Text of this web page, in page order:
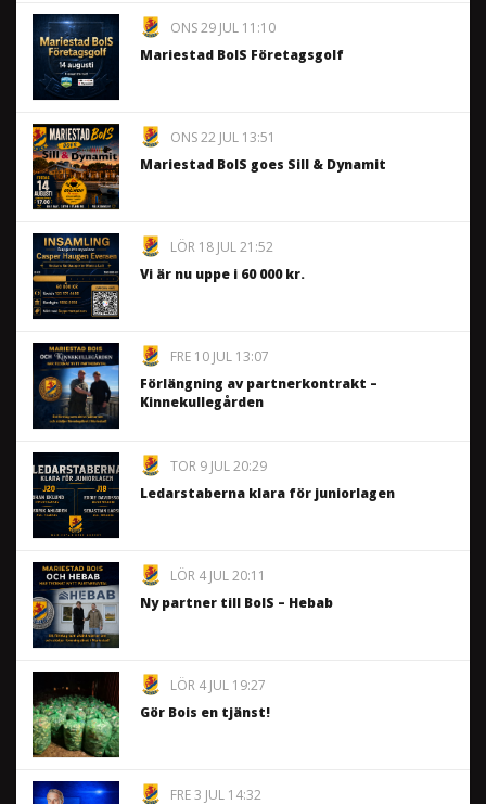
ONS 29 JUL 11:10
Mariestad BoIS Företagsgolf
ONS 22 JUL 13:51
Mariestad BoIS goes Sill & Dynamit
LÖR 18 JUL 21:52
Vi är nu uppe i 60 000 kr.
FRE 10 JUL 13:07
Förlängning av partnerkontrakt –
Kinnekullegården
TOR 9 JUL 20:29
Ledarstaberna klara för juniorlagen
LÖR 4 JUL 20:11
Ny partner till BoIS – Hebab
LÖR 4 JUL 19:27
Gör Bois en tjänst!
FRE 3 JUL 14:32